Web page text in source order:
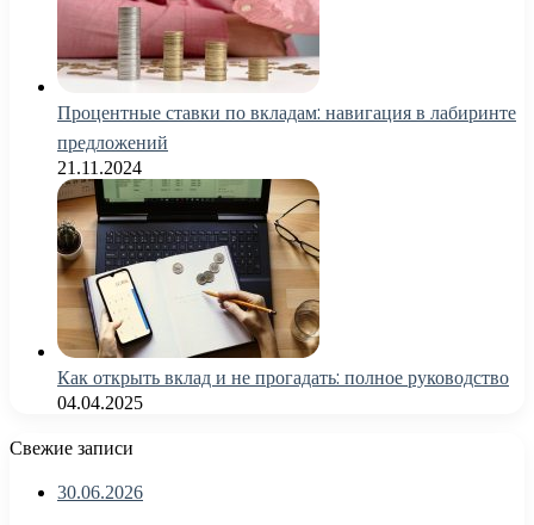
Процентные ставки по вкладам: навигация в лабиринте
предложений
21.11.2024
Как открыть вклад и не прогадать: полное руководство
04.04.2025
Свежие записи
30.06.2026